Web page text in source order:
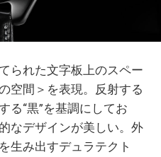
られた文字板上のスペー
空間＞を表現。反射する
る“黒”を基調にしてお
なデザインが美しい。外
生み出すデュラテクト